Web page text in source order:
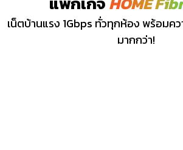
เน็ตบ้านแรง 1Gbps ทั่วทุกห้อง พร้อมค
มากกว่า!